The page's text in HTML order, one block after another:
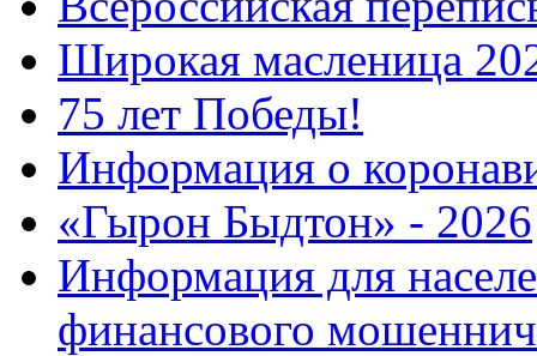
Широкая масленица
75 лет Победы!
Информация о
«Гырон Быдтон» - 2026
Информация для
финансового